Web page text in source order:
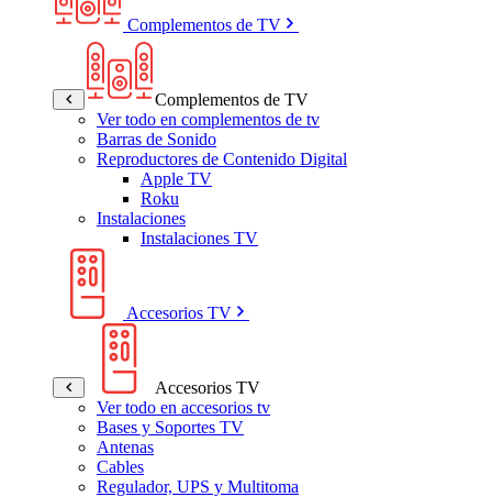
Complementos de TV
Complementos de TV
Ver todo en complementos de tv
Barras de Sonido
Reproductores de Contenido Digital
Apple TV
Roku
Instalaciones
Instalaciones TV
Accesorios TV
Accesorios TV
Ver todo en accesorios tv
Bases y Soportes TV
Antenas
Cables
Regulador, UPS y Multitoma